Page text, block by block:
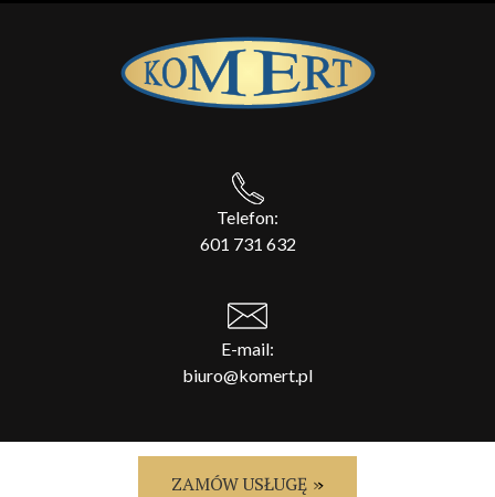
Telefon:
601 731 632
E-mail:
biuro@komert.pl
ZAMÓW USŁUGĘ